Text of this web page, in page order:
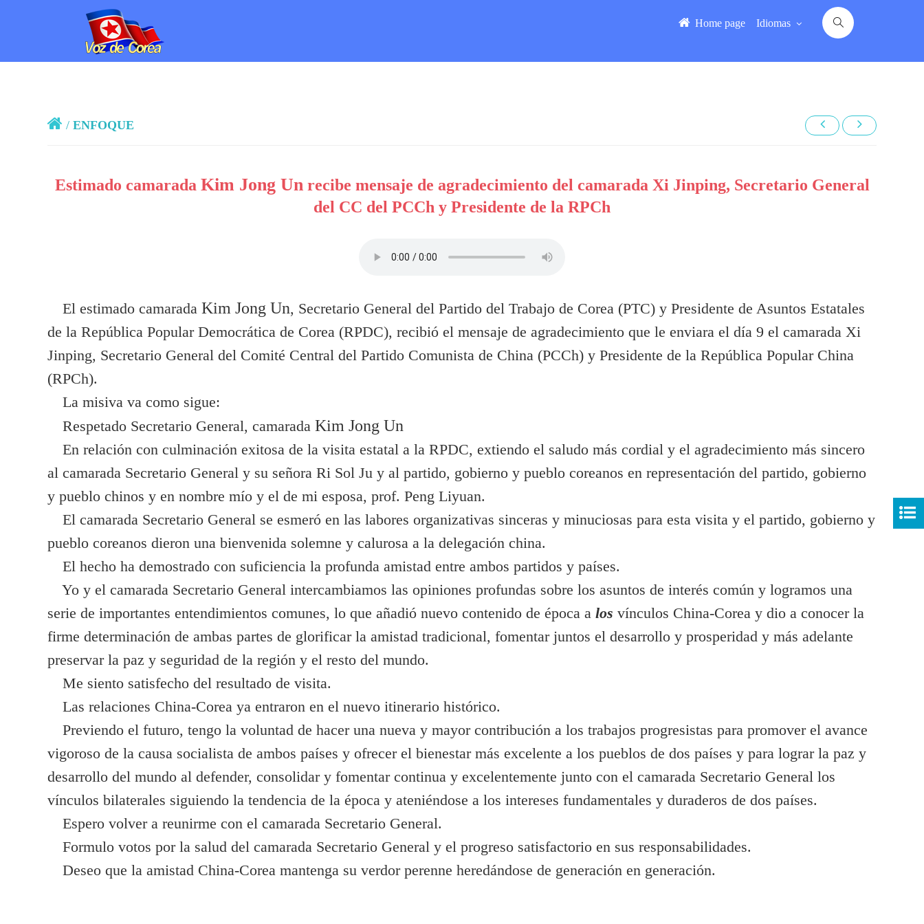
Home page Idiomas
/ ENFOQUE
Estimado camarada Kim Jong Un recibe mensaje de agradecimiento del camarada Xi Jinping, Secretario General
del CC del PCCh y Presidente de la RPCh
El estimado camarada Kim Jong Un, Secretario General del Partido del Trabajo de Corea (PTC) y Presidente de Asuntos Estatales
de la República Popular Democrática de Corea (RPDC), recibió el mensaje de agradecimiento que le enviara el día 9 el camarada Xi
Jinping, Secretario General del Comité Central del Partido Comunista de China (PCCh) y Presidente de la República Popular China
(RPCh).
La misiva va como sigue:
Respetado Secretario General, camarada Kim Jong Un
En relación con culminación exitosa de la visita estatal a la RPDC, extiendo el saludo más cordial y el agradecimiento más sincero
al camarada Secretario General y su señora Ri Sol Ju y al partido, gobierno y pueblo coreanos en representación del partido, gobierno
y pueblo chinos y en nombre mío y el de mi esposa, prof. Peng Liyuan.
El camarada Secretario General se esmeró en las labores organizativas sinceras y minuciosas para esta visita y el partido, gobierno y
pueblo coreanos dieron una bienvenida solemne y calurosa a la delegación china.
El hecho ha demostrado con suficiencia la profunda amistad entre ambos partidos y países.
Yo y el camarada Secretario General intercambiamos las opiniones profundas sobre los asuntos de interés común y logramos una
serie de importantes entendimientos comunes, lo que añadió nuevo contenido de época a los vínculos China-Corea y dio a conocer la
firme determinación de ambas partes de glorificar la amistad tradicional, fomentar juntos el desarrollo y prosperidad y más adelante
preservar la paz y seguridad de la región y el resto del mundo.
Me siento satisfecho del resultado de visita.
Las relaciones China-Corea ya entraron en el nuevo itinerario histórico.
Previendo el futuro, tengo la voluntad de hacer una nueva y mayor contribución a los trabajos progresistas para promover el avance
vigoroso de la causa socialista de ambos países y ofrecer el bienestar más excelente a los pueblos de dos países y para lograr la paz y
desarrollo del mundo al defender, consolidar y fomentar continua y excelentemente junto con el camarada Secretario General los
vínculos bilaterales siguiendo la tendencia de la época y ateniéndose a los intereses fundamentales y duraderos de dos países.
Espero volver a reunirme con el camarada Secretario General.
Formulo votos por la salud del camarada Secretario General y el progreso satisfactorio en sus responsabilidades.
Deseo que la amistad China-Corea mantenga su verdor perenne heredándose de generación en generación.